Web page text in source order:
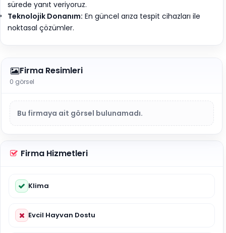
sürede yanıt veriyoruz.
Teknolojik Donanım: En güncel arıza tespit cihazları ile
noktasal çözümler.
Firma Resimleri
0 görsel
Bu firmaya ait görsel bulunamadı.
Firma Hizmetleri
Klima
Evcil Hayvan Dostu